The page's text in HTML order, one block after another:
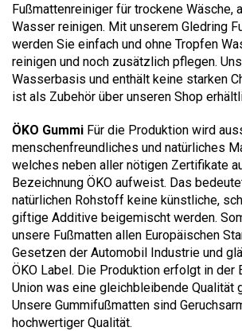
Fußmattenreiniger für trockene Wäsche,
Wasser reinigen. Mit unserem Gledring
werden Sie einfach und ohne Tropfen
reinigen und noch zusätzlich pflegen.
Wasserbasis und enthält keine starken
ist als Zubehör über unseren Shop
ÖKO Gummi Für die Produktion wird
menschenfreundliches und natürliches
welches neben aller nötigen Zertifikate
Bezeichnung ÖKO aufweist. Das
natürlichen Rohstoff keine künstliche,
giftige Additive beigemischt werden.
unsere Fußmatten allen Europäischen
Gesetzen der Automobil Industrie und
ÖKO Label. Die Produktion erfolgt in der
Union was eine gleichbleibende Qualität
Unsere Gummifußmatten sind
hochwertiger Qualität.